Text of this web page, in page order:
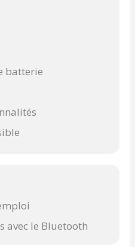
batterie
avec le Bluetooth